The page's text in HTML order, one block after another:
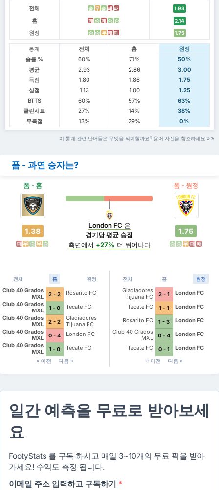
전체
승 무 승 패 패 1.93
홈 패 승 패 승 승 2.14
원정 승 승 무 패 패 1.75
통계 전체 홈
원정
승률 %
60% 71%
50%
평균
2.93 2.86
3.00
득점
1.80 1.86
1.75
실점
1.13 1.00
1.25
BTTS
60% 57%
63%
클린시트
27% 14%
38%
무득점
13% 29% 0%
이 통계 관련 단어들은 무엇을 의미할까요? 용어 사전을 참조하세요
폼 - 과연 승자는?
폼 - 홈 폼 - 원정
1.38
패 무 승 무 승
London FC 은
경기당 평균 승점
측면에서 +27% 더 뛰어나다
1.75
승 승 무패 패
전체 홈 원정
Club 40 Grados
MXL
2 - 2
Rosarito FC
Club 40 Grados
MXL
1 - 0
Tecate FC
Club 40 Grados
MXL
2 - 2
Gladiadores
Tijuana FC
Club 40 Grados
MXL
0 - 4
London FC
Club 40 Grados
MXL
1 - 0
Tecate FC
이전
다음
전체 홈 원정
Gladiadores
Tijuana FC
2 - 1
London FC
Tecate FC
1 - 1
London FC
Rosarito FC
1 - 3
London FC
Club 40 Grados
MXL
0 - 4
London FC
Tecate FC
0 - 1
London FC
이전
다음
일간 예측을 무료로 받아보세
요
FootyStats 를 구독 하시고 매일 3~10개의 무료 픽을 받아
가세요! 수익도 측정 됩니다.
이메일 주소 입력하고 구독하기 *